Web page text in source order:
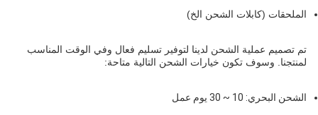
الملحقات (كابلات الشحن الخ)
تم تصميم عملية الشحن لدينا لتوفير تسليم فعال وفي الوقت المناسب
لمنتجنا. وسوف تكون خيارات الشحن التالية متاحة:
الشحن البحري: 10 ~ 30 يوم عمل